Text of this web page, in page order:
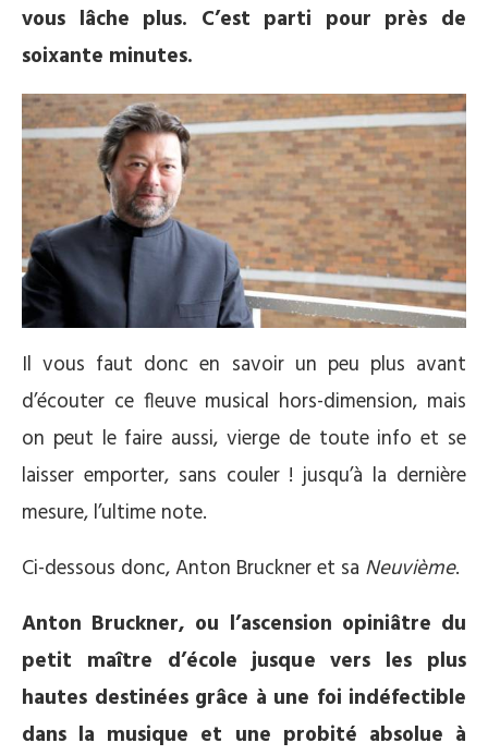
vous lâche plus. C’est parti pour près de
soixante minutes.
Il vous faut donc en savoir un peu plus avant
d’écouter ce fleuve musical hors-dimension, mais
on peut le faire aussi, vierge de toute info et se
laisser emporter, sans couler ! jusqu’à la dernière
mesure, l’ultime note.
Ci-dessous donc, Anton Bruckner et sa Neuvième.
Anton Bruckner, ou l’ascension opiniâtre du
petit maître d’école jusque vers les plus
hautes destinées grâce à une foi indéfectible
dans la musique et une probité absolue à